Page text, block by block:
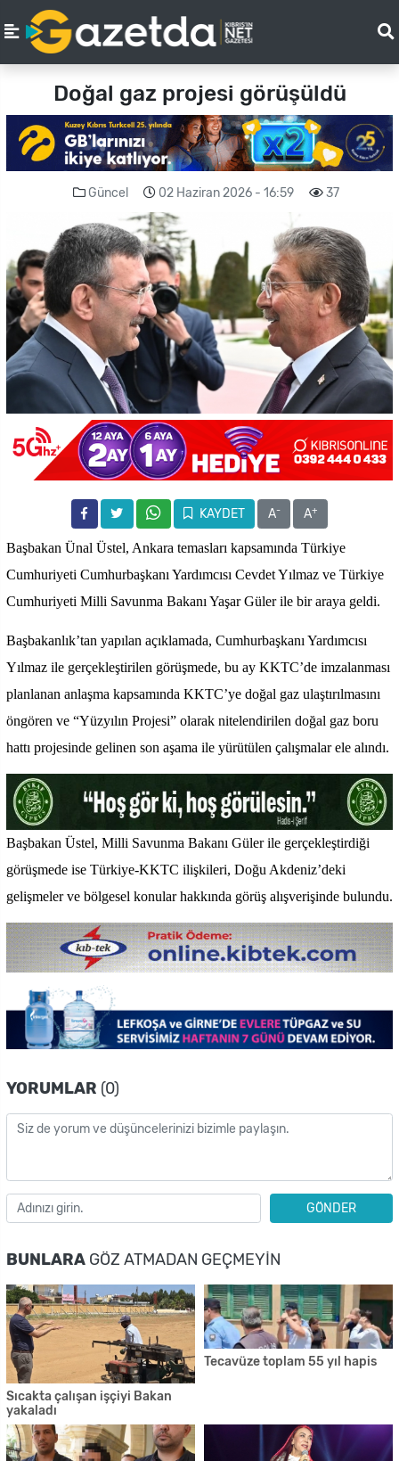
Doğal gaz projesi görüşüldü
Güncel 02 Haziran 2026 - 16:59 37
KAYDET A- A+
Başbakan Ünal Üstel, Ankara temasları kapsamında Türkiye
Cumhuriyeti Cumhurbaşkanı Yardımcısı Cevdet Yılmaz ve Türkiye
Cumhuriyeti Milli Savunma Bakanı Yaşar Güler ile bir araya geldi.
Başbakanlık’tan yapılan açıklamada, Cumhurbaşkanı Yardımcısı
Yılmaz ile gerçekleştirilen görüşmede, bu ay KKTC’de imzalanması
planlanan anlaşma kapsamında KKTC’ye doğal gaz ulaştırılmasını
öngören ve “Yüzyılın Projesi” olarak nitelendirilen doğal gaz boru
hattı projesinde gelinen son aşama ile yürütülen çalışmalar ele alındı.
Başbakan Üstel, Milli Savunma Bakanı Güler ile gerçekleştirdiği
görüşmede ise Türkiye-KKTC ilişkileri, Doğu Akdeniz’deki
gelişmeler ve bölgesel konular hakkında görüş alışverişinde bulundu.
YORUMLAR (0)
GÖNDER
BUNLARA GÖZ ATMADAN GEÇMEYIN
Sıcakta çalışan işçiyi Bakan
yakaladı
Tecavüze toplam 55 yıl hapis